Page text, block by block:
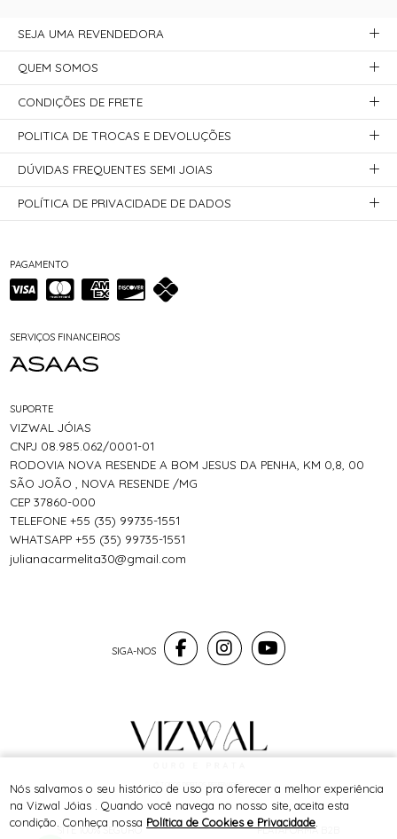
PAGAMENTO
SERVIÇOS FINANCEIROS
SITE 100% SEGURO PLATAFORMA B2B
SUPORTE
VIZWAL JÓIAS
CNPJ 08.985.062/0001-01
RODOVIA NOVA RESENDE A BOM JESUS DA PENHA, KM 0,8, 00
SÃO JOÃO , NOVA RESENDE /MG
CEP 37860-000
TELEFONE +55 (35) 99735-1551
WHATSAPP +55 (35) 99735-1551
julianacarmelita30@gmail.com
SEJA UMA REVENDEDORA
QUEM SOMOS
CONDIÇÕES DE FRETE
POLITICA DE TROCAS E DEVOLUÇÕES
DÚVIDAS FREQUENTES SEMI JOIAS
POLÍTICA DE PRIVACIDADE DE DADOS
® TODOS DIREITOS RESERVADOS
Nós salvamos o seu histórico de uso pra oferecer a melhor experiência
na Vizwal Jóias . Quando você navega no nosso site, aceita esta
condição. Conheça nossa Política de Cookies e Privacidade